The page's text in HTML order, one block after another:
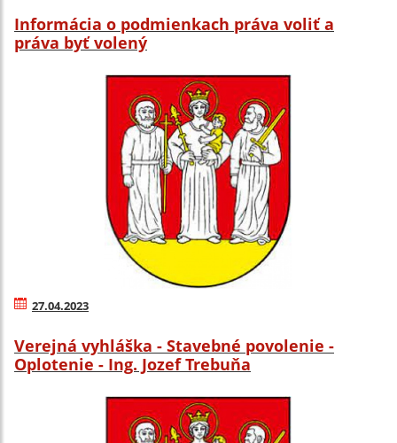
Informácia o podmienkach práva voliť a
práva byť volený
27.04.2023
Verejná vyhláška - Stavebné povolenie -
Oplotenie - Ing. Jozef Trebuňa